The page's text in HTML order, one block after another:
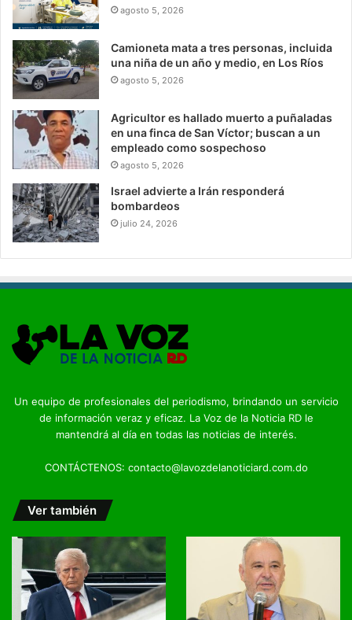
agosto 5, 2026
Camioneta mata a tres personas, incluida
una niña de un año y medio, en Los Ríos
agosto 5, 2026
Agricultor es hallado muerto a puñaladas
en una finca de San Víctor; buscan a un
empleado como sospechoso
agosto 5, 2026
Israel advierte a Irán responderá
bombardeos
julio 24, 2026
Un equipo de profesionales del periodismo, brindando un servicio
de información veraz y eficaz. La Voz de la Noticia RD le
mantendrá al día en todas las noticias de interés.
CONTÁCTENOS: contacto@lavozdelanoticiard.com.do
Ver también